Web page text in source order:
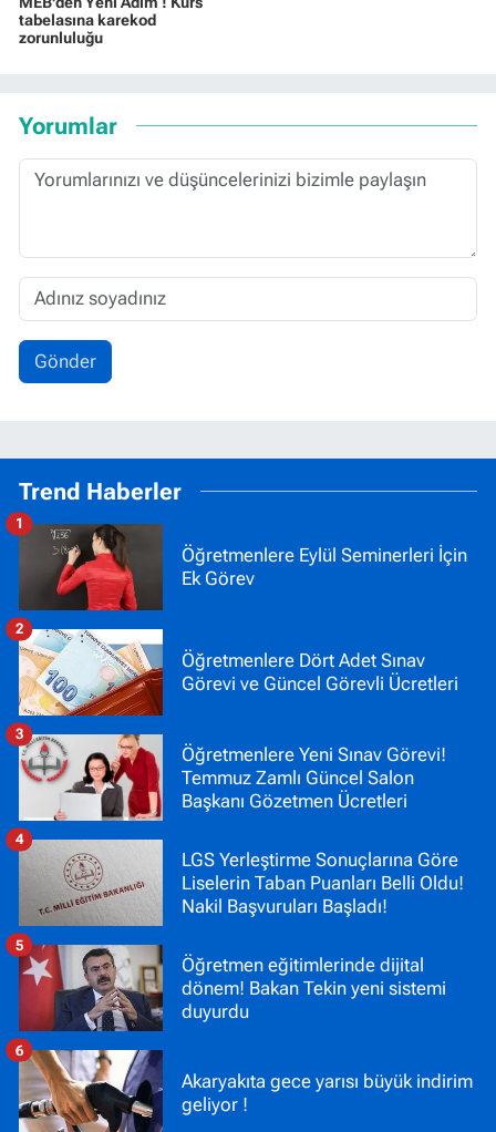
tabelasına karekod
zorunluluğu
Yorumlar
Gönder
Trend Haberler
Öğretmenlere Eylül Seminerleri İçin
Ek Görev
1
Öğretmenlere Dört Adet Sınav
Görevi ve Güncel Görevli Ücretleri
2
Öğretmenlere Yeni Sınav Görevi!
Temmuz Zamlı Güncel Salon
Başkanı Gözetmen Ücretleri
3
LGS Yerleştirme Sonuçlarına Göre
Liselerin Taban Puanları Belli Oldu!
Nakil Başvuruları Başladı!
4
Öğretmen eğitimlerinde dijital
dönem! Bakan Tekin yeni sistemi
duyurdu
5
Akaryakıta gece yarısı büyük indirim
geliyor !
6